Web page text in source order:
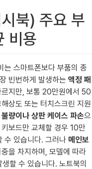
북) 주요 부
비용
는 스마트폰보다 부품의 종
빈번하게 발생하는 액정 패
지만, 보통 20만원에서 50
상도 또는 터치스크린 지원
량이나 상판 케이스 파손으
보드만 교체할 경우 10만
수 있습니다. 그러나 메인보
을 차지하며, 모델에 따라
할 수 있습니다. 노트북의